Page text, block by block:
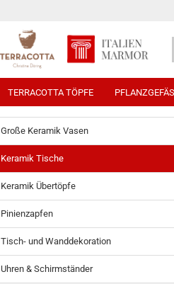
TERRACOTTA TÖPFE
Große Keramik Vasen
Keramik Tische
Keramik Übertöpfe
Pinienzapfen
Tisch- und Wanddekoration
Uhren & Schirmständer